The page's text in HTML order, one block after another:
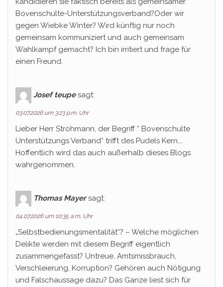
Bovenschulte-Unterstützungsverband?Oder wir
gegen Wiebke Winter? Wird künftig nur noch
gemeinsam kommuniziert und auch gemeinsam
Wahlkampf gemacht? Ich bin irritiert und frage für
einen Freund.
Josef teupe sagt:
03.07.2026 um 3:23 p.m. Uhr
Lieber Herr Strohmann, der Begriff “ Bovenschulte
Unterstützungs Verband“ trifft des Pudels Kern….
Hoffentlich wird das auch außerhalb dieses Blogs
wahrgenommen.
Thomas Mayer sagt:
04.07.2026 um 10:35 a.m. Uhr
„Selbstbedienungsmentalität“? – Welche möglichen
Delikte werden mit diesem Begriff eigentlich
zusammengefasst? Untreue, Amtsmissbrauch,
Verschleierung, Korruption? Gehören auch Nötigung
und Falschaussage dazu? Das Ganze liest sich für